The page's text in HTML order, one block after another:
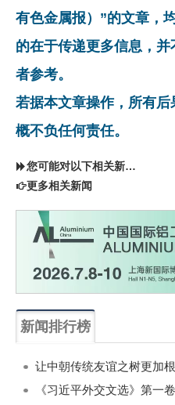
有色金属报）”的文章，
的在于传递更多信息，
者参考。
若据本文章操作，所有
概不负任何责任。
您可能对以下相关新闻同样感兴趣
更多相关新闻
新闻排行榜
《习近平外交文选》第一